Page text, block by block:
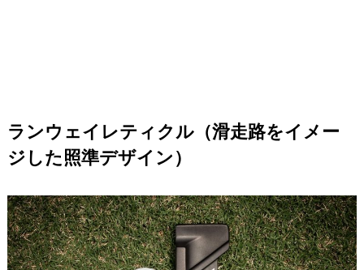
ランウェイレティクル（滑走路をイメー
ジした照準デザイン）